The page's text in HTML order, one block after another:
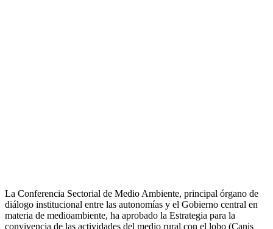
La Conferencia Sectorial de Medio Ambiente, principal órgano de
diálogo institucional entre las autonomías y el Gobierno central en
materia de medioambiente, ha aprobado la Estrategia para la
convivencia de las actividades del medio rural con el lobo (Canis